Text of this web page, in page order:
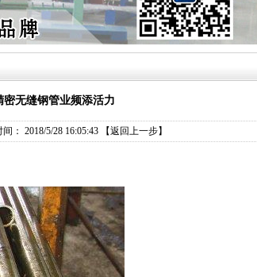
无缝钢管业频添活力
： 2018/5/28 16:05:43 【返回上一步】